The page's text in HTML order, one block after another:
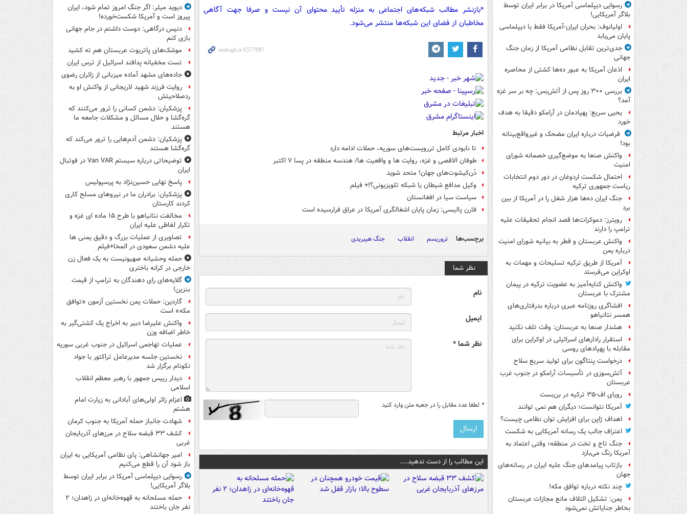
رسوایی دیپلماسی آمریکا در برابر ایران توسط
بلاگر آمریکایی!
اولیانوف: بحران ایران-آمریکا فقط با دیپلماسی
پایان می‌یابد
جدی‌ترین تقابل نظامی آمریکا از زمان جنگ
جهانی
اذعان آمریکا به عبور ده‌ها کشتی از محاصره
ایران
بررسی ۳۰۰ روز پس از آتش‌بس: چه بر سر غزه
آمد؟
یحیی سریع: پهپادمان در آرامکو دقیقا به هدف
خورد
فرضیات درباره ایران مضحک و غیرواقع‌بینانه
بود!
واکنش صنعا به موضع‌گیری خصمانه شورای
امنیت
احتمال شکست اردوغان در دور دوم انتخابات
ریاست جمهوری ترکیه
جنگ ایران ده‌ها هزار شغل را در آمریکا از بین
برد
رویترز: دموکرات‌ها قصد انجام تحقیقات علیه
ترامپ را دارند
واکنش عربستان و قطر به بیانیه شورای امنیت
درباره یمن
آمریکا از طریق ترکیه تسلیحات و مهمات به
اوکراین می‌فرستد
واکنش کنایه‌آمیز به عضویت ترکیه در پیمان
مشترک با عربستان
افشاگری روزنامه عبری درباره بدرفتاری‌های
همسر نتانیاهو
هشدار صنعا به عربستان: وقت تلف نکنید
استقرار رادارهای اسرائیلی در اوکراین برای
مقابله با پهپادهای روسی
درخواست پنتاگون برای تولید سریع سلاح
آتش‌سوزی در تأسیسات آرامکو در جنوب غرب
عربستان
رویای اف-۳۵ ترکیه در بن‌بست
آمریکا نتوانست؛ دیگران هم نمی توانند
اهداف ژاپن برای افزایش توان نظامی چیست؟
اعتراف جالب یک رسانه آمریکایی به شکست
جنگ تاج و تخت در منطقه؛ وقتی اعتماد به
آمریکا رنگ می‌بازد
بازتاب پیامدهای جنگ علیه ایران در رسانه‌های
جهان
چند نکته درباره توافق مکه!
یمن: تشکیل ائتلاف مانع مجازات عربستان
بخاطر جنایاتش نمی‌شود
*بازنشر مطالب شبکه‌های اجتماعی به منزله تأیید محتوای آن نیست و صرفا جهت آگاهی
مخاطبان از فضای این شبکه‌ها منتشر می‌شود.
اخبار مرتبط
تا نابودی کامل تررویست‌های سوریه، حملات ادامه دارد
طوفان الاقصی و غزه، روایت ها و واقعیت ها/ هندسه منطقه در پسا ۷ اکتبر
دُن‌کیشوت‌های جهان! متحد شوید
وکیل مدافع شیطان یا شبکه تلویزیونی؟!+ فیلم
سیاست سیا در افغانستان
فارن پالیسی: زمان پایان اشغالگری آمریکا در عراق فرارسیده است
برچسب‌ها تروریسم انقلاب جنگ هیبریدی
نظر شما
نام
ایمیل
نظر شما *
* لطفا عدد مقابل را در جعبه متن وارد کنید
این مطالب را از دست ندهید....
دیوید میلر: اگر جنگ امروز تمام شود، ایران
پیروز است و آمریکا شکست‌خورده!
دنیس درگاهی: دوست داشتم در جام جهانی
بازی کنم
موشک‌های پاتریوت عربستان هم ته‌ کشید
تست مخفیانه پدافند اسرائیل از ترس ایران
جاده‌های مشهد آماده میزبانی از زائران رضوی
روایت فرزند شهید لاریجانی از واکنش او به
ردصلاحیتش
پزشکیان: دشمن کسانی را ترور می‌کنند که
گره‌گشا و حلال مسائل و مشکلات جامعه ما
هستند
پزشکیان: دشمن آدم‌هایی را ترور می‌کند که
گره‌گشا هستند
توضیحاتی درباره سیستم Van VAR در فوتبال
ایران
پاسخ نهایی حسین‌نژاد به پرسپولیس
پزشکیان: برادران ما در نیروهای مسلح کاری
کردند کارستان
مخالفت نتانیاهو با طرح ۱۵ ماده ای غزه و
تکرار لفاظی علیه ایران
تصاویری از عملیات بزرگ و دقیق یمنی ها
علیه دشمن سعودی در المخا+فیلم
حمله وحشیانه صهیونیست به یک فعال زن
خارجی در کرانه باختری
گلایه‌های رای دهندگان به ترامپ از قیمت
بنزین!
گاردین: حملات یمن نخستین آزمون «توافق
مکه» است
واکنش علیرضا دبیر به اخراج یک کشتی‌گیر به
خاطر اضافه وزن
عملیات تهاجمی اسرائیل در جنوب غربی سوریه
نخستین جلسه مدیرعامل تراکتور با جواد
نکونام برگزار شد
دیدار رییس جمهور با رهبر معظم انقلاب
اسلامی
اعزام زائر اولی‌های آبادانی به زیارت امام
هشتم
شهادت جانباز حمله آمریکا به جنوب کرمان
کشف ۳۳ قبضه سلاح در مرزهای آذربایجان
غربی
امیر جهانشاهی: پای نظامی آمریکایی به ایران
باز شود آن را قطع می‌کنیم
رسوایی دیپلماسی آمریکا در برابر ایران توسط
بلاگر آمریکایی!
حمله مسلحانه به قهوه‌خانه‌ای در زاهدان؛ ۲
نفر جان باختند